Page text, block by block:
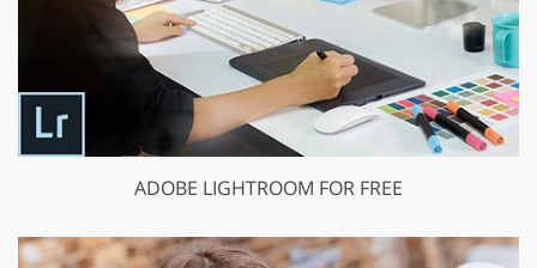
ADOBE LIGHTROOM FOR FREE